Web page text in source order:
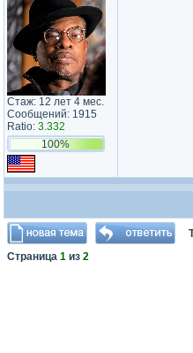
Стаж: 12 лет 4 мес.
Сообщений: 1915
Ratio: 3.332
100%
Страница 1 из 2